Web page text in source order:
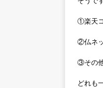
①楽天
②仏ネ
③その
どれも